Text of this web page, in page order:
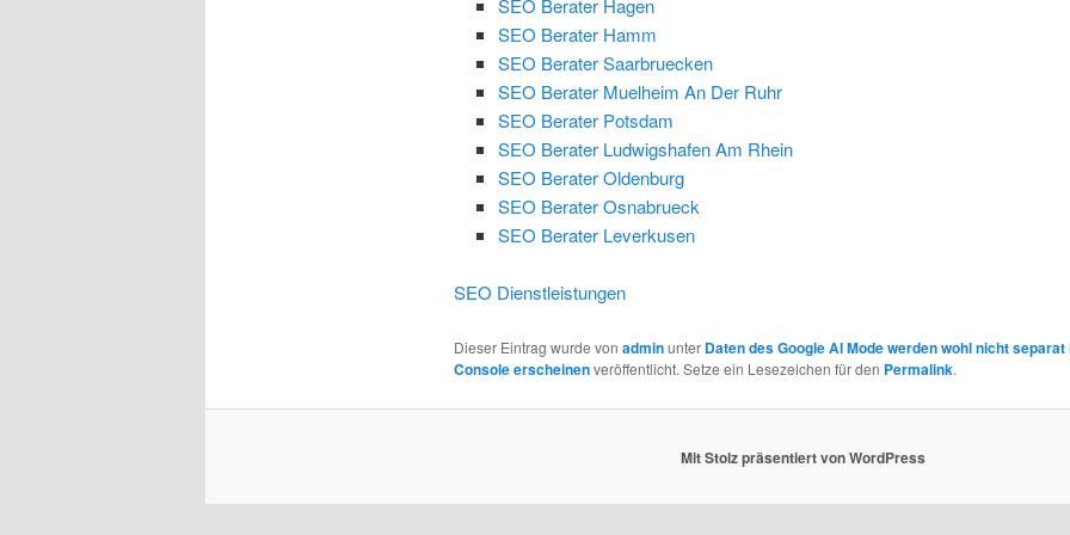
SEO Berater Hagen
SEO Berater Hamm
SEO Berater Saarbruecken
SEO Berater Muelheim An Der Ruhr
SEO Berater Potsdam
SEO Berater Ludwigshafen Am Rhein
SEO Berater Oldenburg
SEO Berater Osnabrueck
SEO Berater Leverkusen
SEO Dienstleistungen
Dieser Eintrag wurde von adminunter Daten des Google AI Mode werden wohl nicht
Console erscheinenveröffentlicht. Setze ein Lesezeichen für den Permalink.
Mit Stolz präsentiert von WordPress